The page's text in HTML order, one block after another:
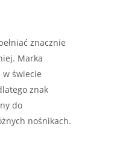
znacznie
Marka
świecie
znak
do
nośnikach.